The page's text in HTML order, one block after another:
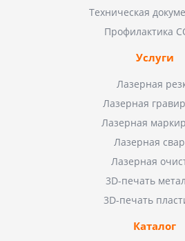
Техническая
Профилактика
Услуги
Лазерная
Лазерная
Лазерная
Лазерная
Лазерная
3D-печать
3D-печать
Каталог